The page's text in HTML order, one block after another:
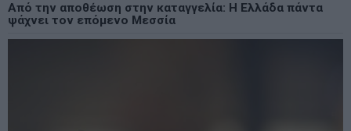
Από την αποθέωση στην καταγγελία: Η Ελλάδα πάντα
ψάχνει τον επόμενο Μεσσία